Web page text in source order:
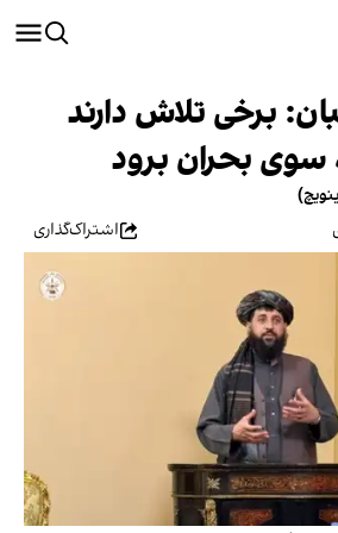
برخی تلاش دارند
سوی بحران برود
اشتراک‌گذاری